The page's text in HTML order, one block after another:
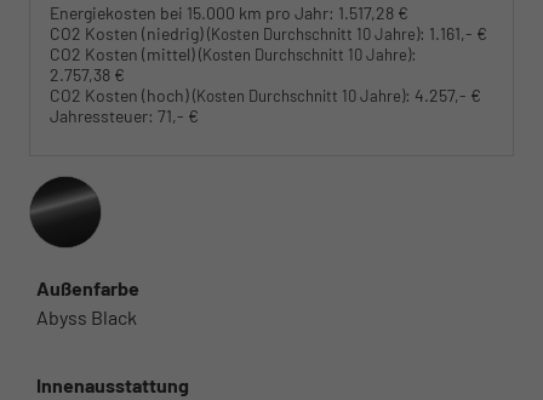
Energiekosten bei 15.000 km pro Jahr: 1.517,28 €
CO2 Kosten (niedrig)(Kosten Durchschnitt 10 Jahre): 1.161,- €
CO2 Kosten (mittel)(Kosten Durchschnitt 10 Jahre):
2.757,38 €
CO2 Kosten (hoch)(Kosten Durchschnitt 10 Jahre): 4.257,- €
Jahressteuer: 71,- €
Außenfarbe
Abyss Black
Innenausstattung